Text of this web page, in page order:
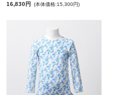
16,830円 (本体価格:15,300円)